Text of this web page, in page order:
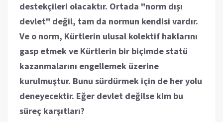
destekçileri olacaktır. Ortada "norm dışı
devlet" değil, tam da normun kendisi vardır.
Ve o norm, Kürtlerin ulusal kolektif haklarını
gasp etmek ve Kürtlerin bir biçimde statü
kazanmalarını engellemek üzerine
kurulmuştur. Bunu sürdürmek için de her yolu
deneyecektir. Eğer devlet değilse kim bu
süreç karşıtları?